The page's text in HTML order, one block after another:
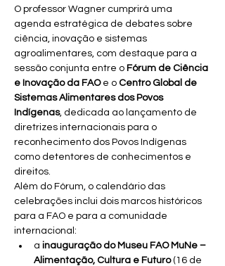
O professor Wagner cumprirá uma
agenda estratégica de debates sobre
ciência, inovação e sistemas
agroalimentares, com destaque para a
sessão conjunta entre o Fórum de Ciência
e Inovação da FAO e o Centro Global de
Sistemas Alimentares dos Povos
Indígenas, dedicada ao lançamento de
diretrizes internacionais para o
reconhecimento dos Povos Indígenas
como detentores de conhecimentos e
direitos.
Além do Fórum, o calendário das
celebrações inclui dois marcos históricos
para a FAO e para a comunidade
internacional:
a inauguração do Museu FAO MuNe –
Alimentação, Cultura e Futuro (16 de